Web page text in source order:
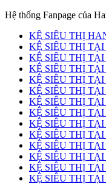
Hệ thống Fanpage của
KỆ SIÊU THỊ
KỆ SIÊU THỊ
KỆ SIÊU THỊ
KỆ SIÊU THỊ
KỆ SIÊU THỊ
KỆ SIÊU THỊ
KỆ SIÊU THỊ
KỆ SIÊU THỊ
KỆ SIÊU THỊ
KỆ SIÊU THỊ
KỆ SIÊU THỊ
KỆ SIÊU THỊ
KỆ SIÊU THỊ
KỆ SIÊU THỊ